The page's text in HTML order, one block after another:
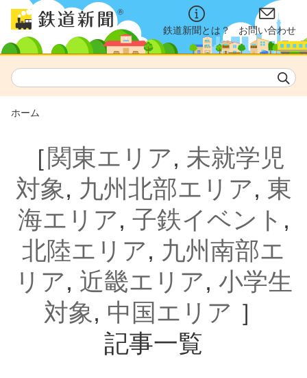
鉄道新聞とは？ お問い合わせ
ホーム
［関東エリア, 未就学児
対象, 九州北部エリア, 東
海エリア, 子鉄イベント ,
北陸エリア, 九州南部エ
リア, 近畿エリア, 小学生
対象, 中国エリア ］
記事一覧